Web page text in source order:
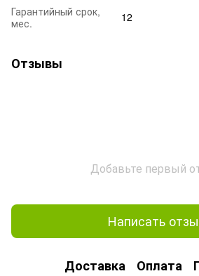
Гарантийный срок,
мес.
12
Отзывы
Добавьте первый
Написать
Доставка Оплата